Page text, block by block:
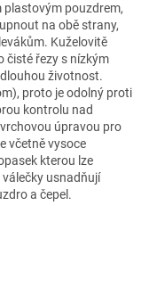
plastovým pouzdrem,
na obě strany,
Kuželovitě
čisté řezy s nízkým
životnost.
proto je odolný proti
kontrolu nad
úpravou pro
včetně vysoce
kterou lze
usnadňují
a čepel.